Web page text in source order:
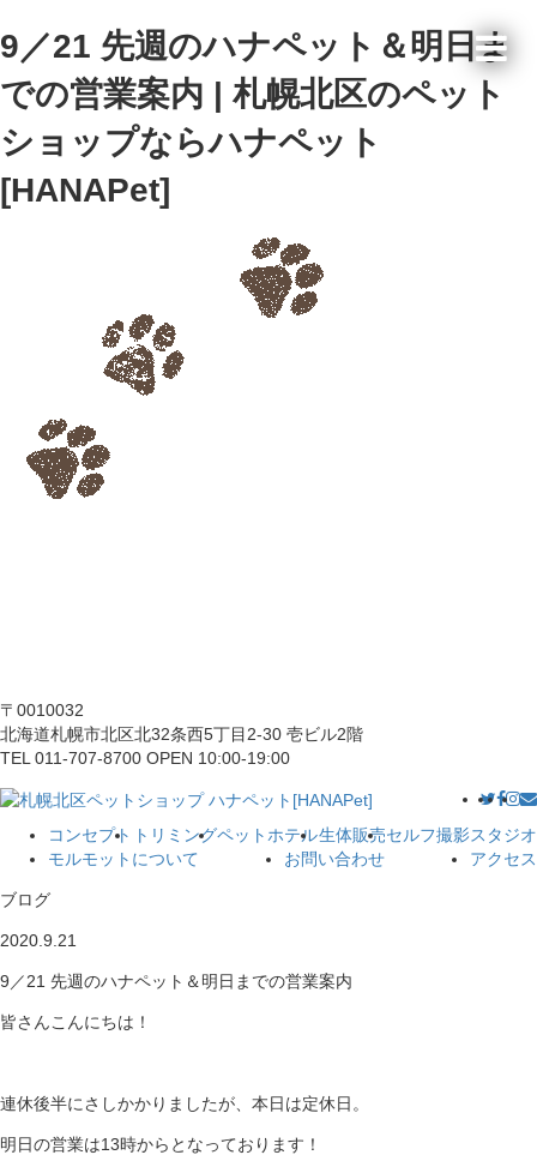
9／21 先週のハナペット＆明日ま
での営業案内 | 札幌北区のペット
ショップならハナペット
[HANAPet]
〒0010032
北海道札幌市北区北32条西5丁目2-30 壱ビル2階
TEL 011-707-8700 OPEN 10:00-19:00
コンセプト トリミングペットホテル生体販売セルフ撮影スタジオ
モルモットについて
お問い合わせ アクセス
ブログ
2020.9.21
9／21 先週のハナペット＆明日までの営業案内
皆さんこんにちは！
連休後半にさしかかりましたが、本日は定休日。
明日の営業は13時からとなっております！